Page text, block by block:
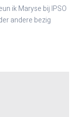
ik Maryse bij IPSO
andere bezig